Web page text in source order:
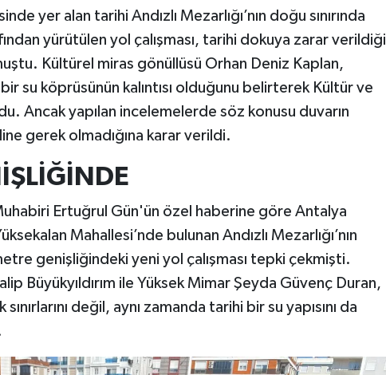
yer alan tarihi Andızlı Mezarlığı’nın doğu sınırında
yürütülen yol çalışması, tarihi dokuya zarar verildiği
Kültürel miras gönüllüsü Orhan Deniz Kaplan,
su köprüsünün kalıntısı olduğunu belirterek Kültür ve
Ancak yapılan incelemelerde söz konusu duvarın
gerek olmadığına karar verildi.
Ertuğrul Gün'ün özel haberine göre Antalya
Mahallesi’nde bulunan Andızlı Mezarlığı’nın
genişliğindeki yeni yol çalışması tepki çekmişti.
Büyükyıldırım ile Yüksek Mimar Şeyda Güvenç Duran,
sınırlarını değil, aynı zamanda tarihi bir su yapısını da